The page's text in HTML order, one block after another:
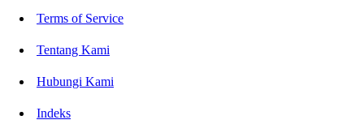
Terms of Service
Tentang Kami
Hubungi Kami
Indeks